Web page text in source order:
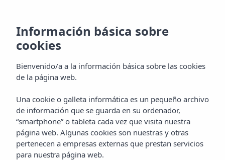
Información básica sobre
cookies
Bienvenido/a a la información básica sobre las cookies
de la página web.
Una cookie o galleta informática es un pequeño archivo
de información que se guarda en su ordenador,
“smartphone” o tableta cada vez que visita nuestra
página web. Algunas cookies son nuestras y otras
pertenecen a empresas externas que prestan servicios
para nuestra página web.